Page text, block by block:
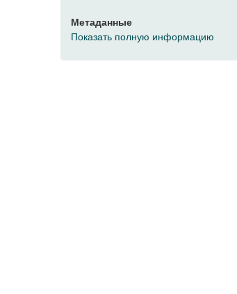
Метаданные
Показать полную информацию